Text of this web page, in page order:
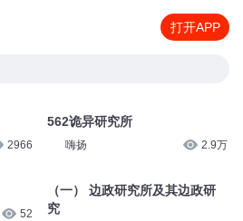
打开APP
2966
52
562诡异研究所
嗨扬 2.9万
（一） 边政研究所及其边政研
究